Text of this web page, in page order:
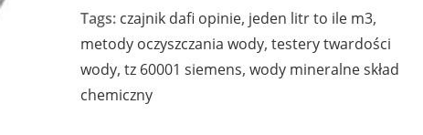
Tags: czajnik dafi opinie, jeden litr to ile m3,
metody oczyszczania wody, testery twardości
wody, tz 60001 siemens, wody mineralne skład
chemiczny